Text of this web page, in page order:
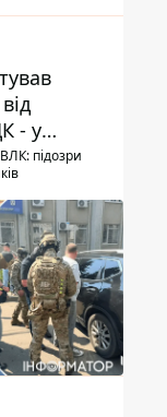
- у
підозри
підозри